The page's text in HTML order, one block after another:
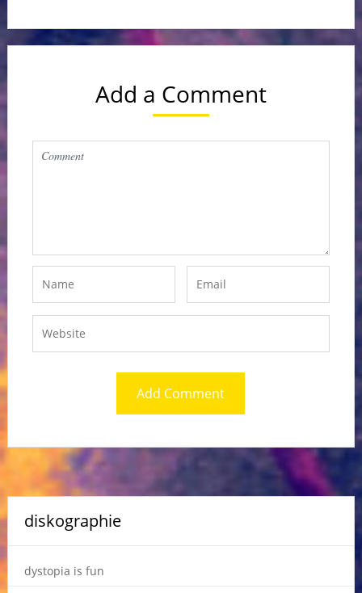
Add a Comment
diskographie
dystopia is fun